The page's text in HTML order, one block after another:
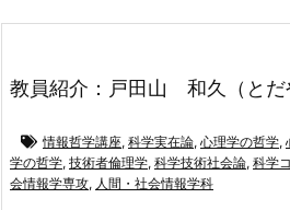
教員紹介：戸田山 和久（とだ
情報哲学講座, 科学実在論, 心理学の哲学,
学の哲学, 技術者倫理学, 科学技術社会論, 科学
会情報学専攻, 人間・社会情報学科